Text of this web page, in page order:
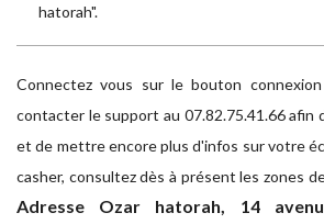
hatorah".
Connectez vous sur le bouton
contacter le support au 07.82.75.41.66 afin
et de mettre encore plus d'infos sur votre
casher, consultez dès à présent les zones
Adresse
Ozar hatorah, 14